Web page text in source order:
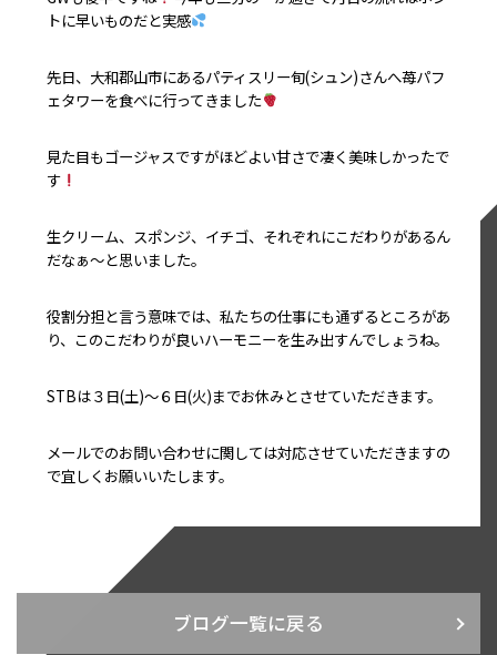
トに早いものだと実感
先日、大和郡山市にあるパティスリー旬(シュン)さんへ苺パフ
ェタワーを食べに行ってきました
見た目もゴージャスですがほどよい甘さで凄く美味しかったで
す
生クリーム、スポンジ、イチゴ、それぞれにこだわりがあるん
だなぁ～と思いました。
役割分担と言う意味では、私たちの仕事にも通ずるところがあ
り、このこだわりが良いハーモニーを生み出すんでしょうね。
STBは３日(土)～６日(火)までお休みとさせていただきます。
メールでのお問い合わせに関しては対応させていただきますの
で宜しくお願いいたします。
ブログ一覧に戻る